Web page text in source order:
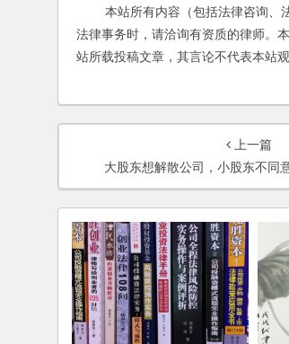
本站所有内容（包括法律咨询、法
法律事务时，请洽询有资质的律师。
站所载投稿文章，其言论不代表本站
上一篇
大股东想解散公司，小股东不同